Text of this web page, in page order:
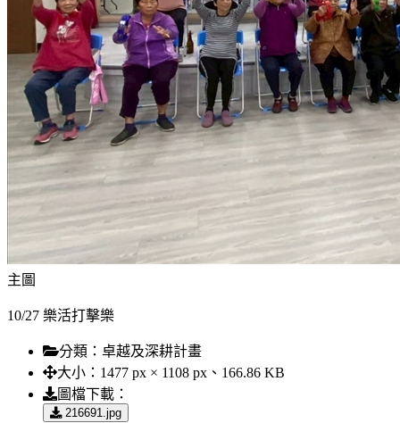
主圖
10/27 樂活打擊樂
分類： 卓越及深耕計畫
大小： 1477 px × 1108 px、166.86 KB
圖檔下載：
216691.jpg